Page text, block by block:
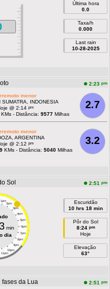
Última hora
0.0
Taxa/h
0.000
Last rain
10-28-2025
2:23 pm
2.7
menor
SUMATRA, INDONESIA
@ 2:14 pm
KMs - Distância:9577 Milhas
3.2
menor
ARGENTINA
@ 2:12 pm
KMs - Distância:5040 Milhas
Sol 2:51 pm
1pm
2pm
3pm
4pm
5pm
6pm
7pm
8pm
9pm
10pm
11pm
min
dia
Escuridão
10 hrs 18 min
Pôr do Sol
8:24 pm
Hoje
Elevação
63°
fases da Lua 2:51 pm